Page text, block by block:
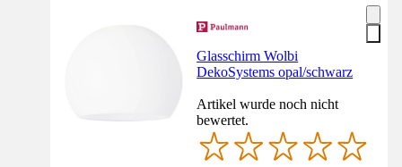
Glasschirm Wolbi
DekoSystems opal/schwarz
Artikel wurde noch nicht
bewertet.